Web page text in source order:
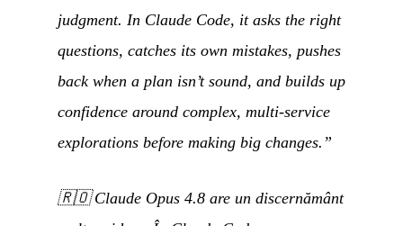
judgment. In Claude Code, it asks the right
questions, catches its own mistakes, pushes
back when a plan isn’t sound, and builds up
confidence around complex, multi-service
explorations before making big changes.”
🇷🇴Claude Opus 4.8 are un discernământ